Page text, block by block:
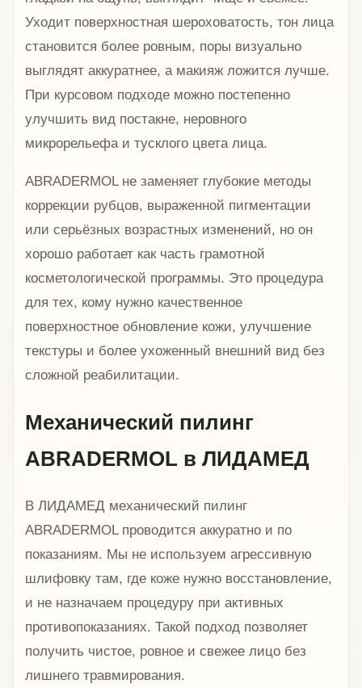
Уходит поверхностная шероховатость, тон лица
становится более ровным, поры визуально
выглядят аккуратнее, а макияж ложится лучше.
При курсовом подходе можно постепенно
улучшить вид постакне, неровного
микрорельефа и тусклого цвета лица.
ABRADERMOL не заменяет глубокие методы
коррекции рубцов, выраженной пигментации
или серьёзных возрастных изменений, но он
хорошо работает как часть грамотной
косметологической программы. Это процедура
для тех, кому нужно качественное
поверхностное обновление кожи, улучшение
текстуры и более ухоженный внешний вид без
сложной реабилитации.
Механический пилинг
ABRADERMOL в ЛИДАМЕД
В ЛИДАМЕД механический пилинг
ABRADERMOL проводится аккуратно и по
показаниям. Мы не используем агрессивную
шлифовку там, где коже нужно восстановление,
и не назначаем процедуру при активных
противопоказаниях. Такой подход позволяет
получить чистое, ровное и свежее лицо без
лишнего травмирования.